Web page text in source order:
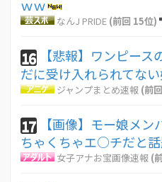
ｗｗ
なんJ PRIDE (前回 15位)
16
【悲報】ワンピー
だに受け入れられてな
ジャンプまとめ速報 (前
17
【画像】モー娘メ
ちゃくちゃエ○チだと
女子アナお宝画像速報 (